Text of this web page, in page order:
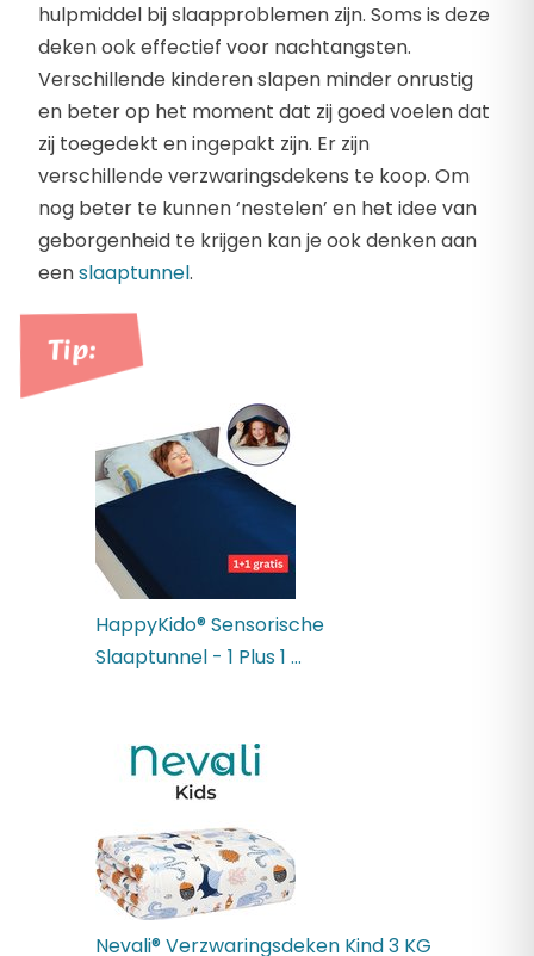
hulpmiddel bij slaapproblemen zijn. Soms is deze
deken ook effectief voor nachtangsten.
Verschillende kinderen slapen minder onrustig
en beter op het moment dat zij goed voelen dat
zij toegedekt en ingepakt zijn. Er zijn
verschillende verzwaringsdekens te koop. Om
nog beter te kunnen ‘nestelen’ en het idee van
geborgenheid te krijgen kan je ook denken aan
eenslaaptunnel.
Tip:
HappyKido® Sensorische
Slaaptunnel - 1 Plus 1 ...
Nevali® Verzwaringsdeken Kind 3 KG